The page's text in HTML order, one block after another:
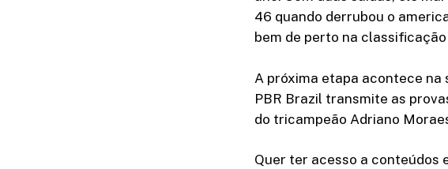
46 quando derrubou o
bem de perto na
A próxima etapa acontece na
PBR Brazil transmite as
do tricampeão Adriano
Quer ter acesso a conteúdos